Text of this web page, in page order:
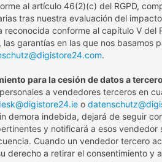
al artículo 46(2)(c) del RGPD,
tras nuestra evaluación del
conforme al capítulo V del
las garantías en las que nos basamos
.
para la cesión de datos a
a vendedores terceros en
o
demora indebida, dejará de seguir
y notificará a esos
Cuando un vendedor tercero
derecho a retirar el consentimiento y